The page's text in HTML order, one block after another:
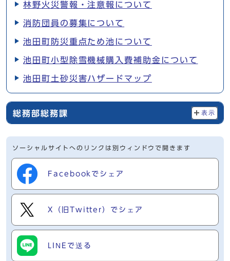
林野火災警報・注意報について
消防団員の募集について
池田町防災重点ため池について
池田町小型除雪機械購入費補助金について
池田町土砂災害ハザードマップ
総務部総務課 表示
ソーシャルサイトへのリンクは別ウィンドウで開きます
Facebookでシェア
X（旧Twitter）でシェア
LINEで送る